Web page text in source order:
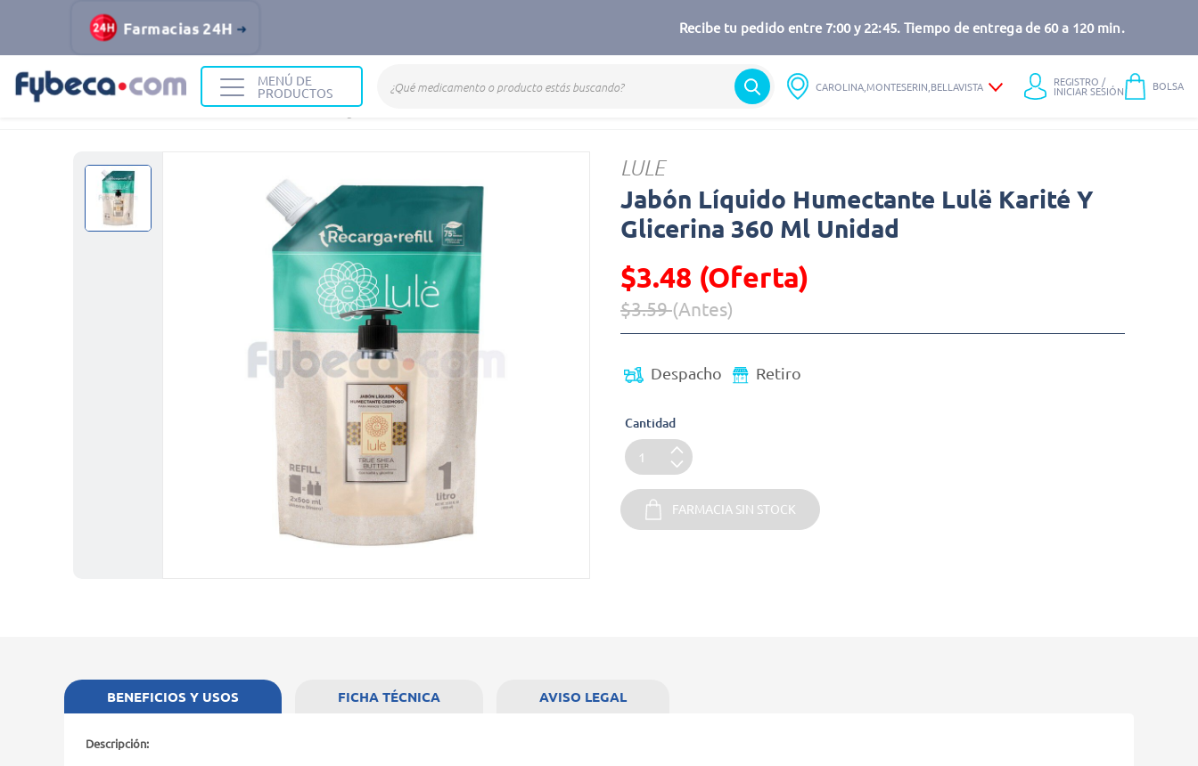
Farmacias 24H Recibe tu pedido entre 7:00 y 22:45. Tiempo de entrega de 60 a 120 min.
MENÚ DE
PRODUCTOS CAROLINA,MONTESERIN,BELLAVISTA REGISTRO /
INICIAR SESIÓN BOLSA
Cuidado Personal Productos de Higiene
LULE
Jabón Líquido Humectante Lulë Karité Y
Glicerina 360 Ml Unidad
$3.48 (Oferta)
Precio reducido de
$3.59(Antes)
Despacho Retiro
Cantidad
FARMACIA SIN STOCK
BENEFICIOS Y USOS
Descripción:
FICHA TÉCNICA AVISO LEGAL